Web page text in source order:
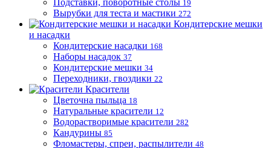
Подставки, поворотные столы 19
Вырубки для теста и мастики 272
Кондитерские мешки
и насадки
Кондитерские насадки 168
Наборы насадок 37
Кондитерские мешки 34
Переходники, гвоздики 22
Красители
Цветочна пыльца 18
Натуральные красители 12
Водорастворимые красители 282
Кандурины 85
Фломастеры, спреи, распылители 48